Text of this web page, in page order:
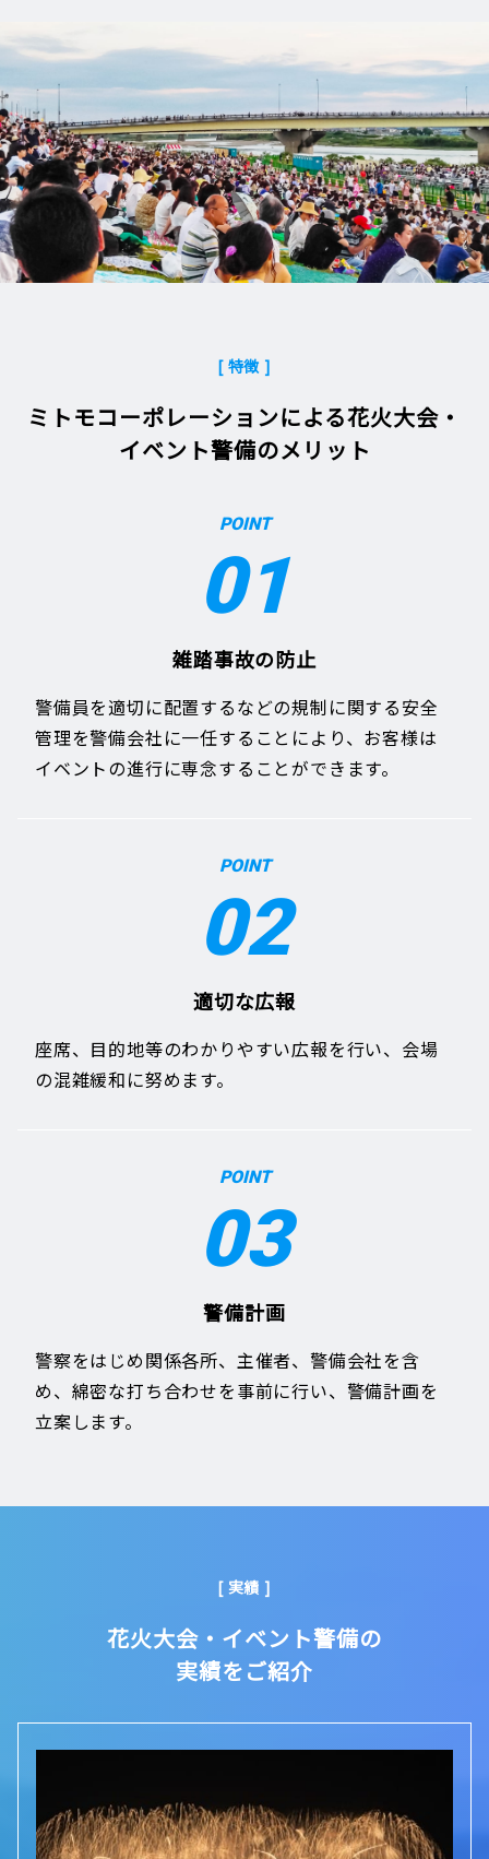
[ 特徴 ]
ミトモコーポレーションによる花火大会・
イベント警備のメリット
POINT
01
雑踏事故の防止
警備員を適切に配置するなどの規制に関する安全
管理を警備会社に一任することにより、お客様は
イベントの進行に専念することができます。
POINT
02
適切な広報
座席、目的地等のわかりやすい広報を行い、会場
の混雑緩和に努めます。
POINT
03
警備計画
警察をはじめ関係各所、主催者、警備会社を含
め、綿密な打ち合わせを事前に行い、警備計画を
立案します。
[ 実績 ]
花火大会・イベント警備の
実績をご紹介